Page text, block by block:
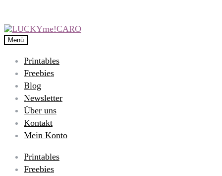
Menü
Printables
Freebies
Blog
Newsletter
Über uns
Kontakt
Mein Konto
Printables
Freebies